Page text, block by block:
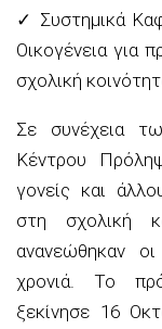
✓ Συστημικά
Οικογένεια για
σχολική
Σε συνέχεια
Κέντρου
γονείς και
στη σχολική
ανανεώθηκαν
χρονιά. Το
ξεκίνησε 16